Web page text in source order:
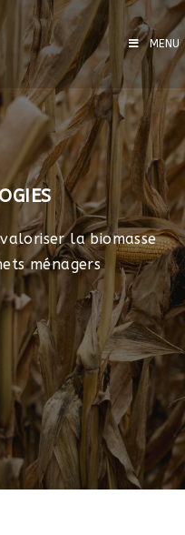
MENU
la biomasse
ménagers